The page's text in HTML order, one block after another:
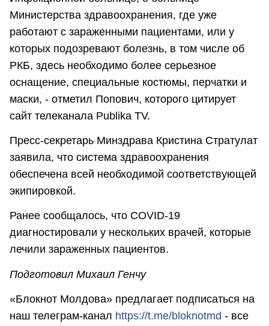
Министерства здравоохранения, где уже
работают с зараженными пациентами, или у
которых подозревают болезнь, в том числе об
РКБ, здесь необходимо более серьезное
оснащение, специальные костюмы, перчатки и
маски, - отметил Попович, которого цитирует
сайт телеканала Publika TV.
Пресс-секретарь Минздрава Кристина Стратулат
заявила, что система здравоохранения
обеспечена всей необходимой соответствующей
экипировкой.
Ранее сообщалось, что COVID-19
диагностировали у нескольких врачей, которые
лечили зараженных пациентов.
Подготовил Михаил Генчу
«Блокнот Молдова» предлагает подписаться на
наш телеграм-канал https://t.me/bloknotmd - все